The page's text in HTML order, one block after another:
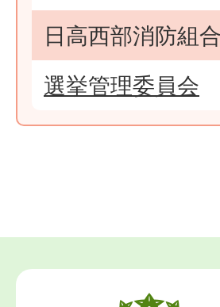
日高西部消防組
選挙管理委員会